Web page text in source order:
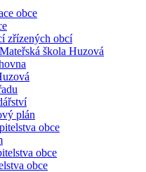
obce
zřízených obcí
škola Huzová
plán
obce
obce
obce